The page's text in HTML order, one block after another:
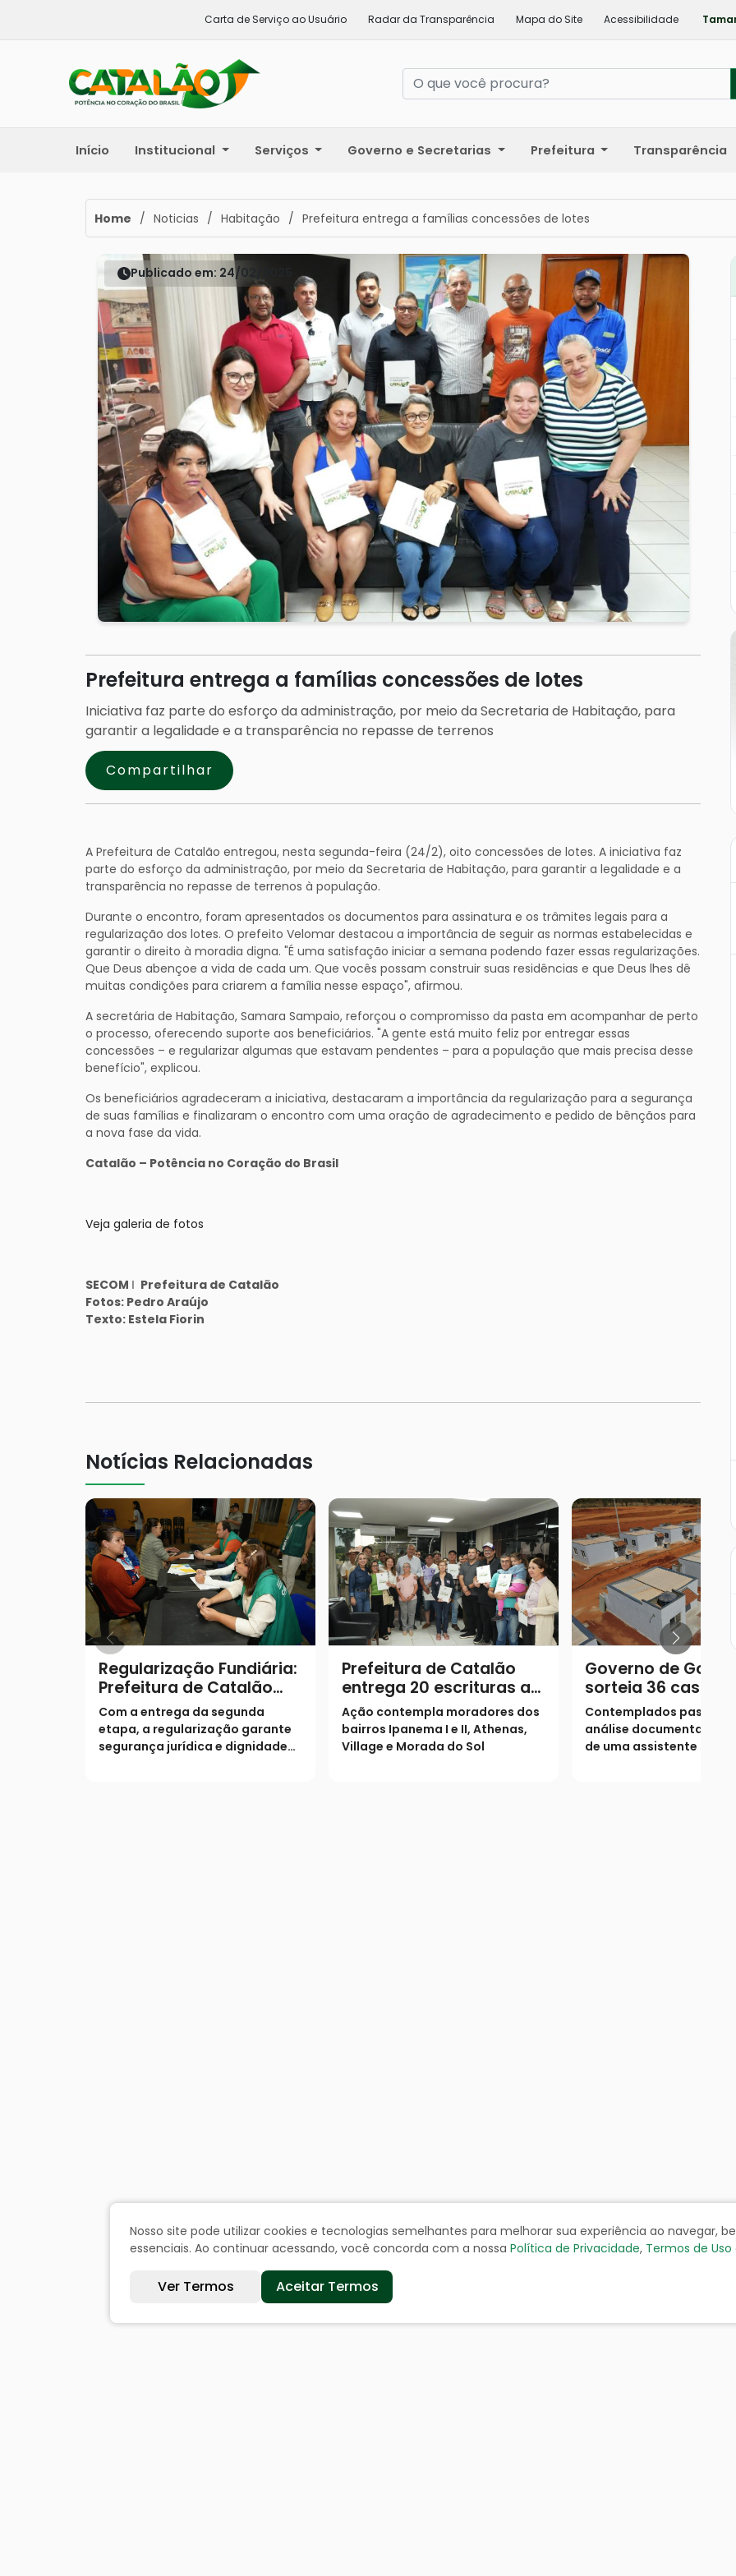
Carta de Serviço ao Usuário Radar da Transparência Mapa do Site Acessibilidade
Início Institucional Serviços Governo e Secretarias Prefeitura Transparência
Home / Noticias / Habitação / Prefeitura entrega a famílias concessões de lotes
Publicado em: 24/02/2025
Prefeitura entrega a famílias concessões de lotes
Iniciativa faz parte do esforço da administração, por meio da Secretaria de Habitação, para
garantir a legalidade e a transparência no repasse de terrenos
Compartilhar
A Prefeitura de Catalão entregou, nesta segunda-feira (24/2), oito concessões de lotes. A iniciativa faz
parte do esforço da administração, por meio da Secretaria de Habitação, para garantir a legalidade e a
transparência no repasse de terrenos à população.
Durante o encontro, foram apresentados os documentos para assinatura e os trâmites legais para a
regularização dos lotes. O prefeito Velomar destacou a importância de seguir as normas estabelecidas e
garantir o direito à moradia digna. "É uma satisfação iniciar a semana podendo fazer essas regularizações.
Que Deus abençoe a vida de cada um. Que vocês possam construir suas residências e que Deus lhes dê
muitas condições para criarem a família nesse espaço", afirmou.
A secretária de Habitação, Samara Sampaio, reforçou o compromisso da pasta em acompanhar de perto
o processo, oferecendo suporte aos beneficiários. "A gente está muito feliz por entregar essas
concessões – e regularizar algumas que estavam pendentes – para a população que mais precisa desse
benefício", explicou.
Os beneficiários agradeceram a iniciativa, destacaram a importância da regularização para a segurança
de suas famílias e finalizaram o encontro com uma oração de agradecimento e pedido de bênçãos para
a nova fase da vida.
Catalão – Potência no Coração do Brasil
Veja galeria de fotos
SECOM I Prefeitura de Catalão
Fotos: Pedro Araújo
Texto: Estela Fiorin
Notícias Relacionadas
Regularização Fundiária:
Prefeitura de Catalão
entrega escrituras e
realiza sonho de mais 19
famílias no Castelo
Com a entrega da segunda
etapa, a regularização garante
segurança jurídica e dignidade
Prefeitura de Catalão
entrega 20 escrituras a
famílias
Ação contempla moradores dos
bairros Ipanema I e II, Athenas,
Village e Morada do Sol
Governo de Goiás
sorteia 36 casas a
zero para Catalão
Contemplados passarão
análise documental e
de uma assistente social.
Nosso site pode utilizar cookies e tecnologias semelhantes para melhorar sua experiência ao navegar,
essenciais. Ao continuar acessando, você concorda com a nossaPolítica de Privacidade, Termos de Uso
Ver Termos Aceitar Termos